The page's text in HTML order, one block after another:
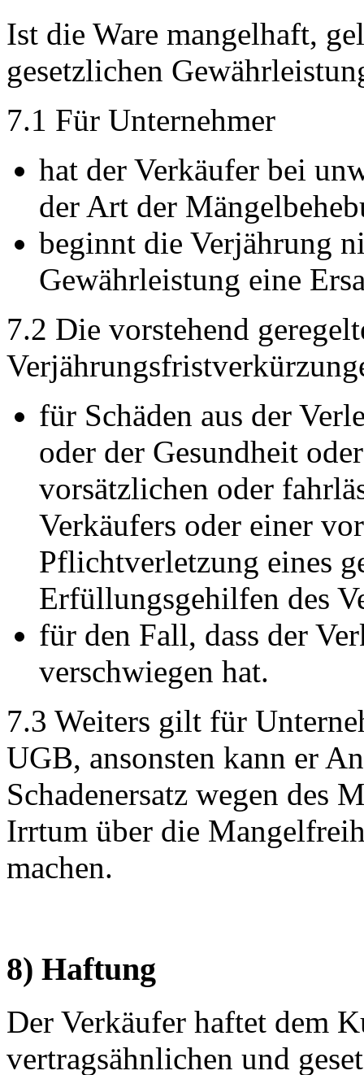
Ist die Ware mangelhaft,
gesetzlichen
7.1 Für Unternehmer
hat der Verkäufer bei
der Art der
beginnt die Verjährung
Gewährleistung eine
7.2 Die vorstehend
für Schäden aus der
oder der Gesundheit
vorsätzlichen oder
Verkäufers oder einer
Pflichtverletzung eines
Erfüllungsgehilfen des
für den Fall, dass der
verschwiegen hat.
7.3 Weiters gilt für
UGB, ansonsten kann er
Schadenersatz wegen des
Irrtum über die
machen.
8) Haftung
Der Verkäufer haftet dem
vertragsähnlichen und